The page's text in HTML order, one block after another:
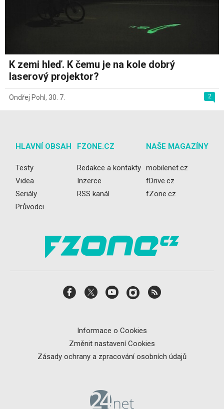
K zemi hleď. K čemu je na kole dobrý
laserový projektor?
2
Ondřej Pohl , 30. 7.
HLAVNÍ OBSAH
Testy
Videa
Seriály
Průvodci
FZONE.CZ
Redakce a kontakty
Inzerce
RSS kanál
NAŠE MAGAZÍNY
mobilenet.cz
fDrive.cz
fZone.cz
Informace o Cookies
Změnit nastavení Cookies
Zásady ochrany a zpracování osobních údajů